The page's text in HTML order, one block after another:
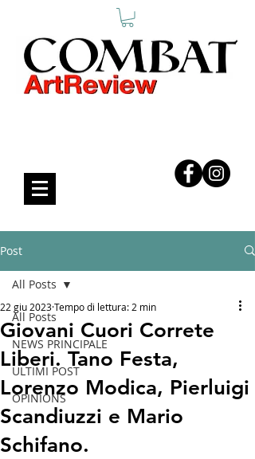
Post
All Posts
NEWS PRINCIPALE
ULTIMI POST
OPINIONS
All Posts
Giovani Cuori Correte
Liberi. Tano Festa,
Lorenzo Modica, Pierluigi
Scandiuzzi e Mario
Schifano.
22 giu 2023Tempo di lettura: 2 min